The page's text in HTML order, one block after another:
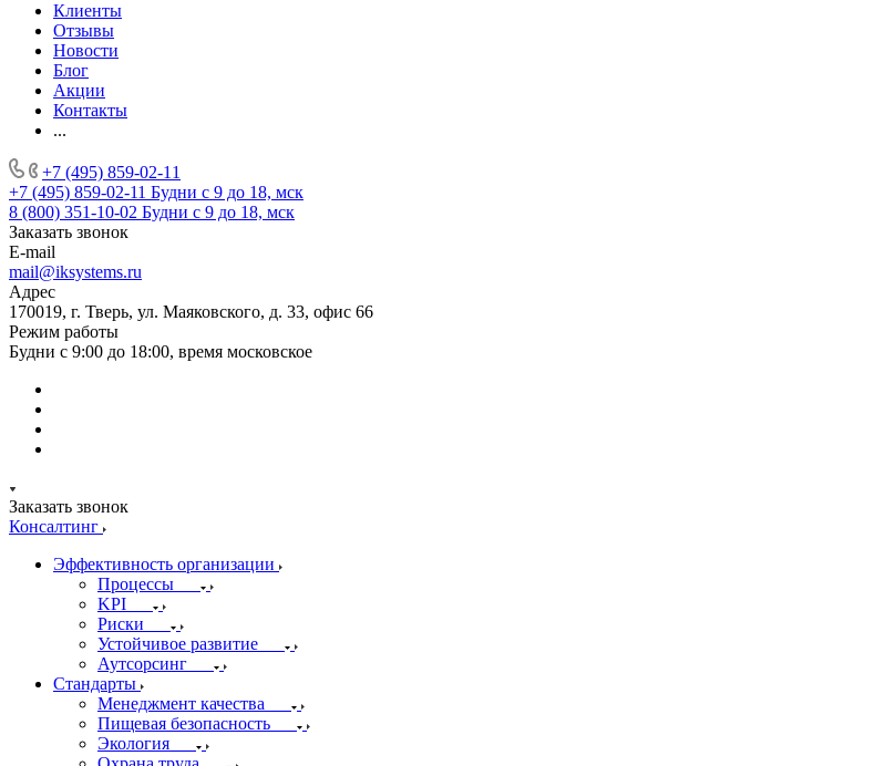
Клиенты
Отзывы
Новости
Блог
Акции
Контакты
...
+7 (495) 859-02-11
+7 (495) 859-02-11 Будни с 9 до 18, мск
8 (800) 351-10-02 Будни с 9 до 18, мск
Заказать звонок
E-mail
mail@iksystems.ru
Адрес
170019, г. Тверь, ул. Маяковского, д. 33, офис 66
Режим работы
Будни с 9:00 до 18:00, время московское
Заказать звонок
Консалтинг
Эффективность организации
Процессы
KPI
Риски
Устойчивое развитие
Аутсорсинг
Стандарты
Менеджмент качества
Пищевая безопасность
Экология